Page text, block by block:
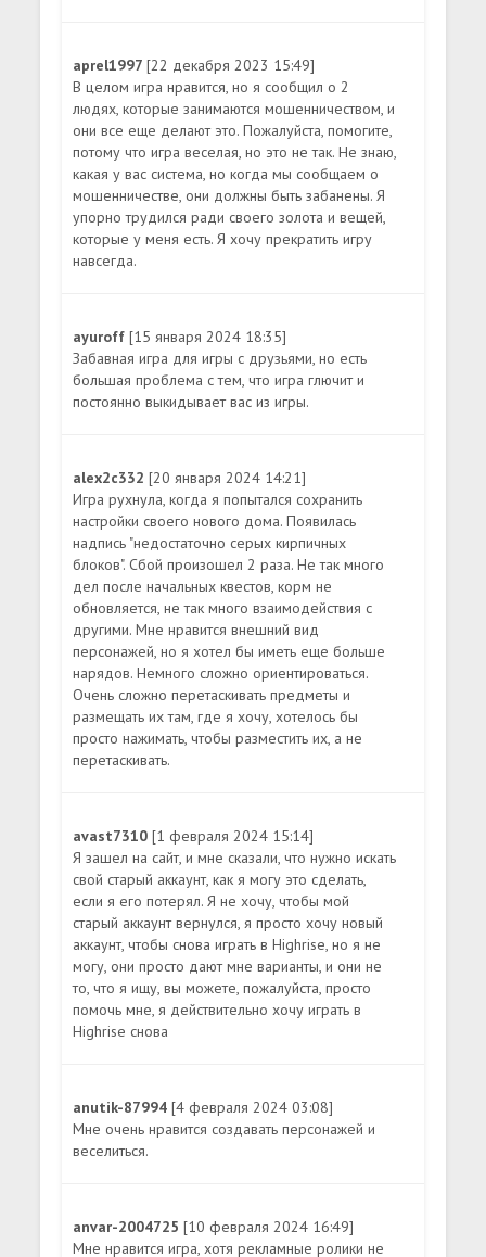
aprel1997[22 декабря 2023 15:49]
В целом игра нравится, но я сообщил о 2
людях, которые занимаются мошенничеством, и
они все еще делают это. Пожалуйста, помогите,
потому что игра веселая, но это не так. Не знаю,
какая у вас система, но когда мы сообщаем о
мошенничестве, они должны быть забанены. Я
упорно трудился ради своего золота и вещей,
которые у меня есть. Я хочу прекратить игру
навсегда.
ayuroff[15 января 2024 18:35]
Забавная игра для игры с друзьями, но есть
большая проблема с тем, что игра глючит и
постоянно выкидывает вас из игры.
alex2c332[20 января 2024 14:21]
Игра рухнула, когда я попытался сохранить
настройки своего нового дома. Появилась
надпись "недостаточно серых кирпичных
блоков". Сбой произошел 2 раза. Не так много
дел после начальных квестов, корм не
обновляется, не так много взаимодействия с
другими. Мне нравится внешний вид
персонажей, но я хотел бы иметь еще больше
нарядов. Немного сложно ориентироваться.
Очень сложно перетаскивать предметы и
размещать их там, где я хочу, хотелось бы
просто нажимать, чтобы разместить их, а не
перетаскивать.
avast7310[1 февраля 2024 15:14]
Я зашел на сайт, и мне сказали, что нужно искать
свой старый аккаунт, как я могу это сделать,
если я его потерял. Я не хочу, чтобы мой
старый аккаунт вернулся, я просто хочу новый
аккаунт, чтобы снова играть в Highrise, но я не
могу, они просто дают мне варианты, и они не
то, что я ищу, вы можете, пожалуйста, просто
помочь мне, я действительно хочу играть в
Highrise снова
anutik-87994[4 февраля 2024 03:08]
Мне очень нравится создавать персонажей и
веселиться.
anvar-2004725[10 февраля 2024 16:49]
Мне нравится игра, хотя рекламные ролики не